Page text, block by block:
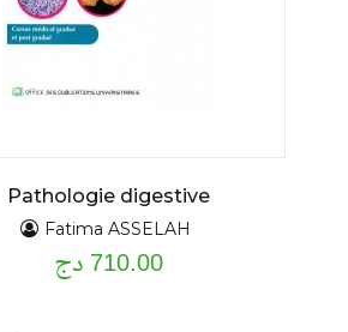
Pathologie digestive
Fatima ASSELAH
710.00 دج